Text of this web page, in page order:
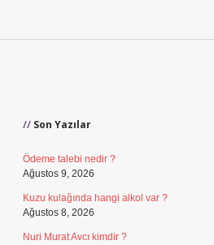
Son Yazılar
Ödeme talebi nedir ?
Ağustos 9, 2026
Kuzu kulağında hangi alkol var ?
Ağustos 8, 2026
Nuri Murat Avcı kimdir ?